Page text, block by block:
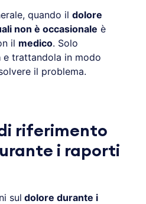
quando il dolore
non è occasionale è
il medico. Solo
e trattandola in modo
il problema.
riferimento
i raporti
sul dolore durante i